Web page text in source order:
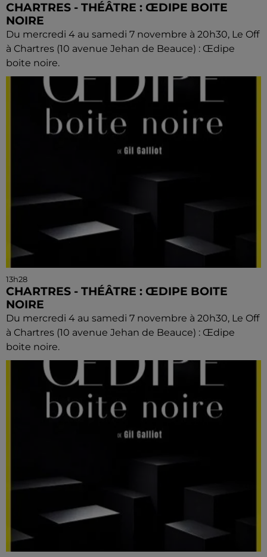
CHARTRES - THÉÂTRE : ŒDIPE BOITE
NOIRE
Du mercredi 4 au samedi 7 novembre à 20h30, Le Off
à Chartres (10 avenue Jehan de Beauce) : Œdipe
boite noire.
13h28
CHARTRES - THÉÂTRE : ŒDIPE BOITE
NOIRE
Du mercredi 4 au samedi 7 novembre à 20h30, Le Off
à Chartres (10 avenue Jehan de Beauce) : Œdipe
boite noire.